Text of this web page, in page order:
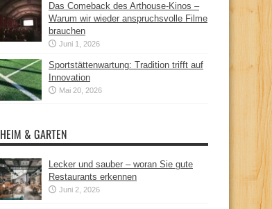
Das Comeback des Arthouse-Kinos –
Warum wir wieder anspruchsvolle Filme
brauchen
Juni 1, 2026
Sportstättenwartung: Tradition trifft auf
Innovation
Mai 20, 2026
HEIM & GARTEN
Lecker und sauber – woran Sie gute
Restaurants erkennen
Juni 2, 2026